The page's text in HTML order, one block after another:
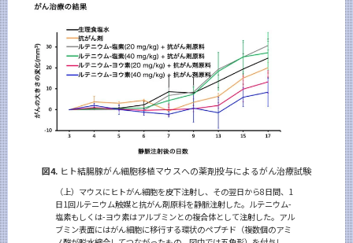
図4. ヒト結腸腺がん細胞移植マウスへの薬剤投与によるがん治療試験
（上）マウスにヒトがん細胞を皮下注射し、その翌日から8日間、1
日1回ルテニウム触媒と抗がん剤原料を静脈注射した。ルテニウム-
塩素もしくは-ヨウ素はアルブミンとの複合体として注射した。アル
ブミン表面にはがん細胞に移行する環状のペプチド（複数個のアミ